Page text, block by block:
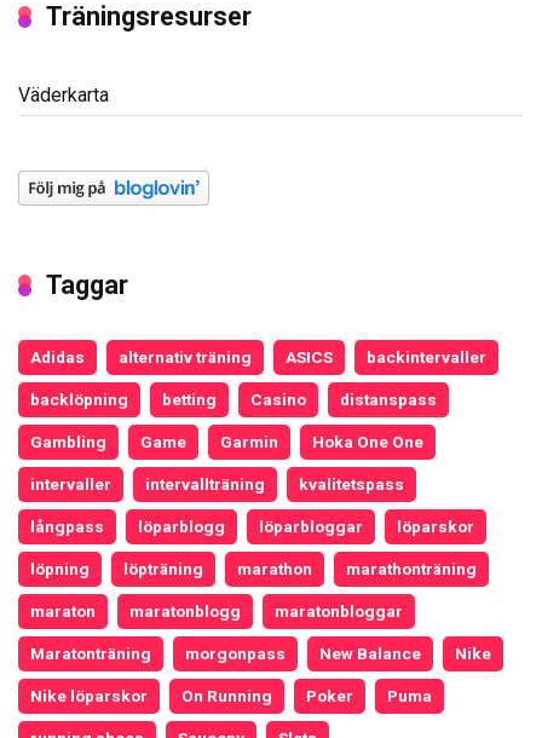
Träningsresurser
Väderkarta
Taggar
Adidas alternativ träning ASICS backintervaller
backlöpning betting Casino distanspass
Gambling Game Garmin Hoka One One
intervaller intervallträning kvalitetspass
långpass löparblogg löparbloggar löparskor
löpning löpträning marathon marathonträning
maraton maratonblogg maratonbloggar
Maratonträning morgonpass New Balance Nike
Nike löparskor On Running Poker Puma